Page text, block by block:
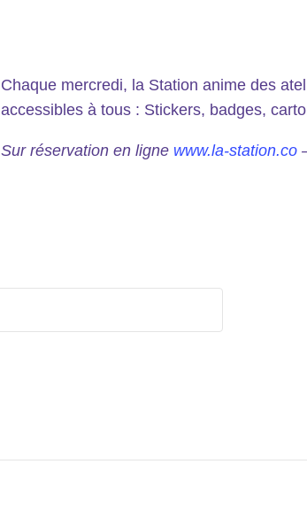
Chaque mercredi, la Station anime des
accessibles à tous : Stickers, badges,
Sur réservation en ligne www.la-station.co